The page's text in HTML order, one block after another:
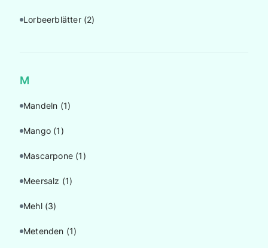
Lorbeerblätter (2)
M
Mandeln (1)
Mango (1)
Mascarpone (1)
Meersalz (1)
Mehl (3)
Metenden (1)